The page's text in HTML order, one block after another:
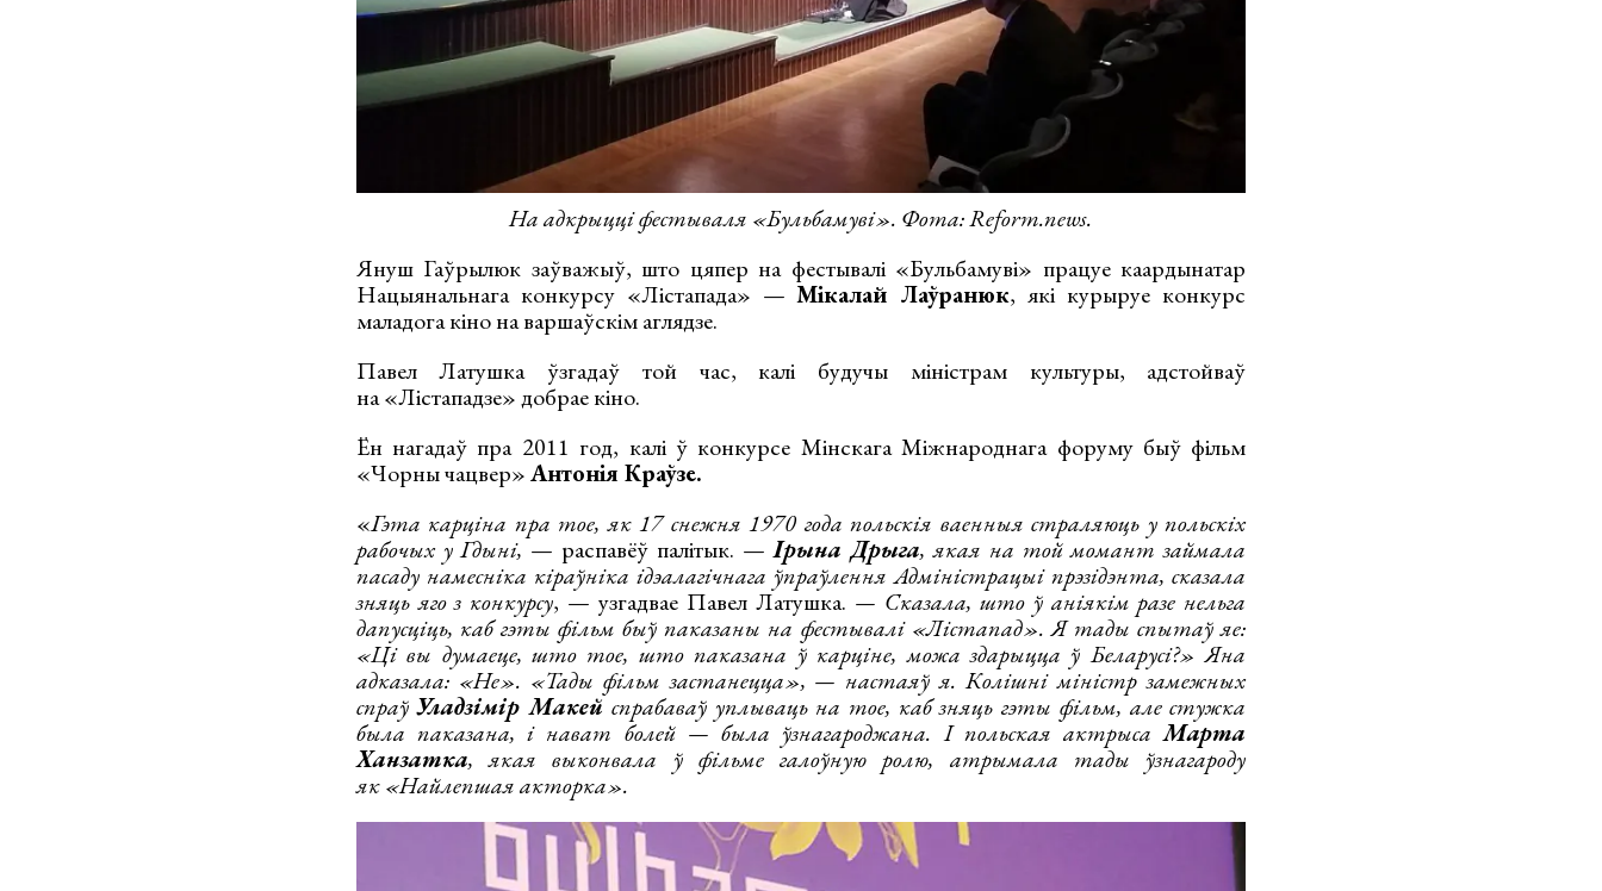
На адкрыцці фестываля «Бульбамуві». Фота: Reform.news.
Януш Гаўрылюк заўважыў, што цяпер на фестывалі «Бульбамуві» працуе каардынатар
Нацыянальнага конкурсу «Лістапада» —Мікалай Лаўранюк, які курыруе конкурс
маладога кіно на варшаўскім аглядзе.
Павел Латушка ўзгадаў той час, калі будучы міністрам культуры, адстойваў
на «Лістападзе» добрае кіно.
Ён нагадаў пра 2011 год, калі ў конкурсе Мінскага Міжнароднага форуму быў фільм
«Чорны чацвер»Антонія Краўзе.
«Гэта карціна пра тое, як 17 снежня 1970 года польскія ваенныя страляюць у польскіх
рабочых у Гдыні,— распавёў палітык. —Ірына Дрыга, якая на той момант займала
пасаду намесніка кіраўніка ідэалагічнага ўпраўлення Адміністрацыі прэзідэнта, сказала
зняць яго з конкурсу, — узгадвае Павел Латушка. — Сказала, што ў аніякім разе нельга
дапусціць, каб гэты фільм быў паказаны на фестывалі «Лістапад». Я тады спытаў яе:
«Ці вы думаеце, што тое, што паказана ў карціне, можа здарыцца ў Беларусі?» Яна
адказала: «Не». «Тады фільм застанецца», — настаяў я. Колішні міністр замежных
спраўУладзімір Макейспрабаваў уплываць на тое, каб зняць гэты фільм, але стужка
была паказана, і нават болей — была ўзнагароджана. І польская актрысаМарта
Ханзатка, якая выконвала ў фільме галоўную ролю, атрымала тады ўзнагароду
як «Найлепшая акторка».